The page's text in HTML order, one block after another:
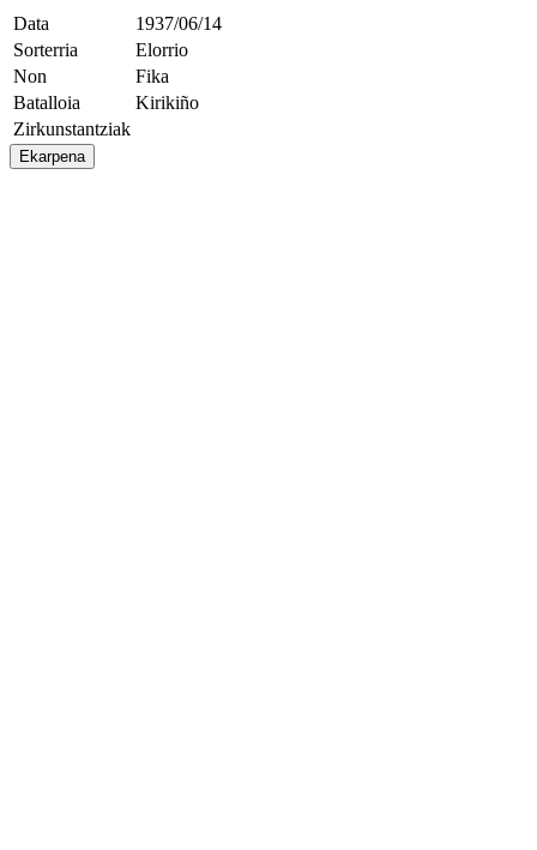
Data
1937/06/14
Sorterria
Elorrio
Non
Fika
Batalloia
Kirikiño
Zirkunstantziak